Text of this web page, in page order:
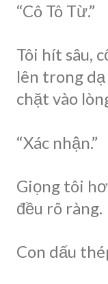
“Cô Tô Từ.”
Tôi hít sâu,
lên trong
chặt vào
“Xác nhận.”
Giọng tôi
đều rõ ràng.
Con dấu